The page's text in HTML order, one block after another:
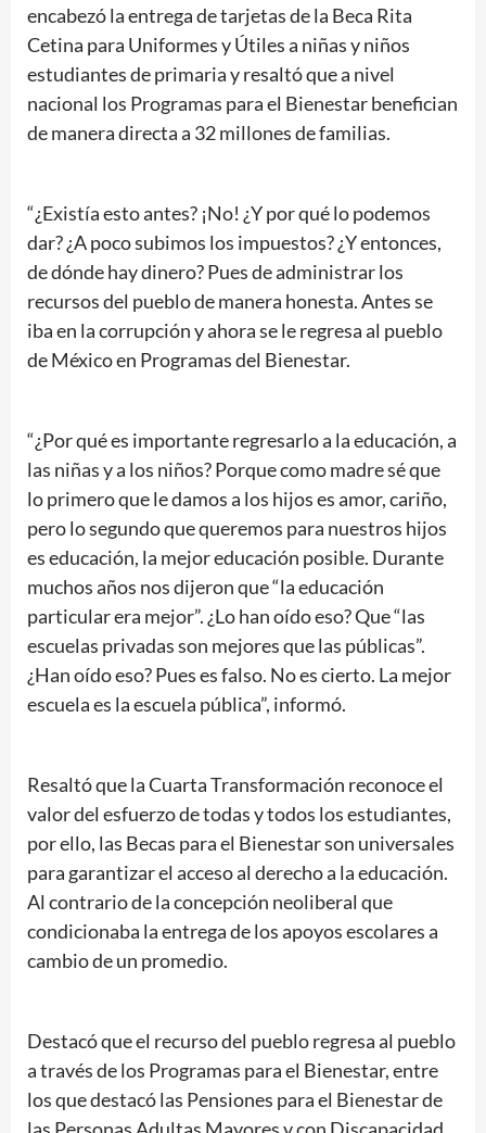
encabezó la entrega de tarjetas de la Beca Rita
Cetina para Uniformes y Útiles a niñas y niños
estudiantes de primaria y resaltó que a nivel
nacional los Programas para el Bienestar benefician
de manera directa a 32 millones de familias.
“¿Existía esto antes? ¡No! ¿Y por qué lo podemos
dar? ¿A poco subimos los impuestos? ¿Y entonces,
de dónde hay dinero? Pues de administrar los
recursos del pueblo de manera honesta. Antes se
iba en la corrupción y ahora se le regresa al pueblo
de México en Programas del Bienestar.
“¿Por qué es importante regresarlo a la educación, a
las niñas y a los niños? Porque como madre sé que
lo primero que le damos a los hijos es amor, cariño,
pero lo segundo que queremos para nuestros hijos
es educación, la mejor educación posible. Durante
muchos años nos dijeron que “la educación
particular era mejor”. ¿Lo han oído eso? Que “las
escuelas privadas son mejores que las públicas”.
¿Han oído eso? Pues es falso. No es cierto. La mejor
escuela es la escuela pública”, informó.
Resaltó que la Cuarta Transformación reconoce el
valor del esfuerzo de todas y todos los estudiantes,
por ello, las Becas para el Bienestar son universales
para garantizar el acceso al derecho a la educación.
Al contrario de la concepción neoliberal que
condicionaba la entrega de los apoyos escolares a
cambio de un promedio.
Destacó que el recurso del pueblo regresa al pueblo
a través de los Programas para el Bienestar, entre
los que destacó las Pensiones para el Bienestar de